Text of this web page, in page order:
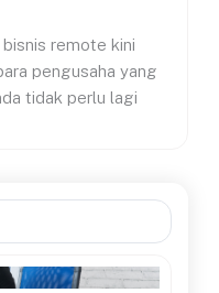
bisnis remote kini
pengusaha yang
tidak perlu lagi